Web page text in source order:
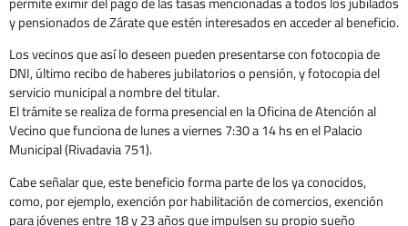
y pensionados de Zárate que estén interesados en acceder al beneficio.
Los vecinos que así lo deseen pueden presentarse con fotocopia de
DNI, último recibo de haberes jubilatorios o pensión, y fotocopia del
servicio municipal a nombre del titular.
El trámite se realiza de forma presencial en la Oficina de Atención al
Vecino que funciona de lunes a viernes 7:30 a 14 hs en el Palacio
Municipal (Rivadavia 751).
Cabe señalar que, este beneficio forma parte de los ya conocidos,
como, por ejemplo, exención por habilitación de comercios, exención
para jóvenes entre 18 y 23 años que impulsen su propio sueño